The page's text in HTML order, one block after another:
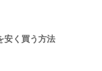
安く買う方法